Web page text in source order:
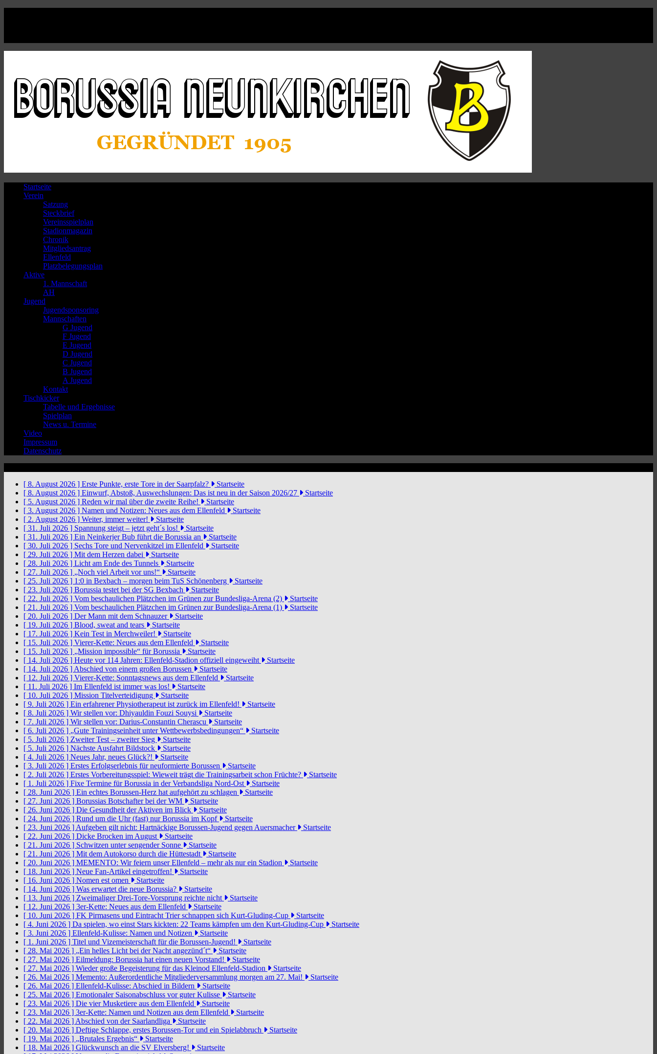
Startseite
Verein
Satzung
Steckbrief
Vereinsspielplan
Stadionmagazin
Chronik
Mitgliedsantrag
Ellenfeld
Platzbelegungsplan
Aktive
1. Mannschaft
AH
Jugend
Jugendsponsoring
Mannschaften
G Jugend
F Jugend
E Jugend
D Jugend
C Jugend
B Jugend
A Jugend
Kontakt
Tischkicker
Tabelle und Ergebnisse
Spielplan
News u. Termine
Video
Impressum
Datenschutz
[ 8. August 2026 ] Erste Punkte, erste Tore in der Saarpfalz?
Startseite
[ 8. August 2026 ] Einwurf, Abstoß, Auswechslungen: Das ist neu in der Saison 2026/27
Startseite
[ 5. August 2026 ] Reden wir mal über die zweite Reihe!
Startseite
[ 3. August 2026 ] Namen und Notizen: Neues aus dem Ellenfeld
Startseite
[ 2. August 2026 ] Weiter, immer weiter!
Startseite
[ 31. Juli 2026 ] Spannung steigt – jetzt geht´s los!
Startseite
[ 31. Juli 2026 ] Ein Neinkerjer Bub führt die Borussia an
Startseite
[ 30. Juli 2026 ] Sechs Tore und Nervenkitzel im Ellenfeld
Startseite
[ 29. Juli 2026 ] Mit dem Herzen dabei
Startseite
[ 28. Juli 2026 ] Licht am Ende des Tunnels
Startseite
[ 27. Juli 2026 ] „Noch viel Arbeit vor uns!“
Startseite
[ 25. Juli 2026 ] 1:0 in Bexbach – morgen beim TuS Schönenberg
Startseite
[ 23. Juli 2026 ] Borussia testet bei der SG Bexbach
Startseite
[ 22. Juli 2026 ] Vom beschaulichen Plätzchen im Grünen zur Bundesliga-Arena (2)
Startseite
[ 21. Juli 2026 ] Vom beschaulichen Plätzchen im Grünen zur Bundesliga-Arena (1)
Startseite
[ 20. Juli 2026 ] Der Mann mit dem Schnauzer
Startseite
[ 19. Juli 2026 ] Blood, sweat and tears
Startseite
[ 17. Juli 2026 ] Kein Test in Merchweiler!
Startseite
[ 15. Juli 2026 ] Vierer-Kette: Neues aus dem Ellenfeld
Startseite
[ 15. Juli 2026 ] „Mission impossible“ für Borussia
Startseite
[ 14. Juli 2026 ] Heute vor 114 Jahren: Ellenfeld-Stadion offiziell eingeweiht
Startseite
[ 14. Juli 2026 ] Abschied von einem großen Borussen
Startseite
[ 12. Juli 2026 ] Vierer-Kette: Sonntagsnews aus dem Ellenfeld
Startseite
[ 11. Juli 2026 ] Im Ellenfeld ist immer was los!
Startseite
[ 10. Juli 2026 ] Mission Titelverteidigung
Startseite
[ 9. Juli 2026 ] Ein erfahrener Physiotherapeut ist zurück im Ellenfeld!
Startseite
[ 8. Juli 2026 ] Wir stellen vor: Dhiyauldin Fouzi Souysi
Startseite
[ 7. Juli 2026 ] Wir stellen vor: Darius-Constantin Cherascu
Startseite
[ 6. Juli 2026 ] „Gute Trainingseinheit unter Wettbewerbsbedingungen“
Startseite
[ 5. Juli 2026 ] Zweiter Test – zweiter Sieg
Startseite
[ 5. Juli 2026 ] Nächste Ausfahrt Bildstock
Startseite
[ 4. Juli 2026 ] Neues Jahr, neues Glück?!
Startseite
[ 3. Juli 2026 ] Erstes Erfolgserlebnis für neuformierte Borussen
Startseite
[ 2. Juli 2026 ] Erstes Vorbereitungsspiel: Wieweit trägt die Trainingsarbeit schon Früchte?
Startseite
[ 1. Juli 2026 ] Fixe Termine für Borussia in der Verbandsliga Nord-Ost
Startseite
[ 28. Juni 2026 ] Ein echtes Borussen-Herz hat aufgehört zu schlagen
Startseite
[ 27. Juni 2026 ] Borussias Botschafter bei der WM
Startseite
[ 26. Juni 2026 ] Die Gesundheit der Aktiven im Blick
Startseite
[ 24. Juni 2026 ] Rund um die Uhr (fast) nur Borussia im Kopf
Startseite
[ 23. Juni 2026 ] Aufgeben gilt nicht: Hartnäckige Borussen-Jugend gegen Auersmacher
Startseite
[ 22. Juni 2026 ] Dicke Brocken im August
Startseite
[ 21. Juni 2026 ] Schwitzen unter sengender Sonne
Startseite
[ 21. Juni 2026 ] Mit dem Autokorso durch die Hüttestadt
Startseite
[ 20. Juni 2026 ] MEMENTO: Wir feiern unser Ellenfeld – mehr als nur ein Stadion
Startseite
[ 18. Juni 2026 ] Neue Fan-Artikel eingetroffen!
Startseite
[ 16. Juni 2026 ] Nomen est omen
Startseite
[ 14. Juni 2026 ] Was erwartet die neue Borussia?
Startseite
[ 13. Juni 2026 ] Zweimaliger Drei-Tore-Vorsprung reichte nicht
Startseite
[ 12. Juni 2026 ] 3er-Kette: Neues aus dem Ellenfeld
Startseite
[ 10. Juni 2026 ] FK Pirmasens und Eintracht Trier schnappen sich Kurt-Gluding-Cup
Startseite
[ 4. Juni 2026 ] Da spielen, wo einst Stars kickten: 22 Teams kämpfen um den Kurt-Gluding-Cup
Startseite
[ 3. Juni 2026 ] Ellenfeld-Kulisse: Namen und Notizen
Startseite
[ 1. Juni 2026 ] Titel und Vizemeisterschaft für die Borussen-Jugend!
Startseite
[ 28. Mai 2026 ] „Ein helles Licht bei der Nacht angezünd´t“
Startseite
[ 27. Mai 2026 ] Eilmeldung: Borussia hat einen neuen Vorstand!
Startseite
[ 27. Mai 2026 ] Wieder große Begeisterung für das Kleinod Ellenfeld-Stadion
Startseite
[ 26. Mai 2026 ] Memento: Außerordentliche Mitgliederversammlung morgen am 27. Mai!
Startseite
[ 26. Mai 2026 ] Ellenfeld-Kulisse: Abschied in Bildern
Startseite
[ 25. Mai 2026 ] Emotionaler Saisonabschluss vor guter Kulisse
Startseite
[ 23. Mai 2026 ] Die vier Musketiere aus dem Ellenfeld
Startseite
[ 23. Mai 2026 ] 3er-Kette: Namen und Notizen aus dem Ellenfeld
Startseite
[ 22. Mai 2026 ] Abschied von der Saarlandliga
Startseite
[ 20. Mai 2026 ] Deftige Schlappe, erstes Borussen-Tor und ein Spielabbruch
Startseite
[ 19. Mai 2026 ] „Brutales Ergebnis“
Startseite
[ 18. Mai 2026 ] Glückwunsch an die SV Elversberg!
Startseite